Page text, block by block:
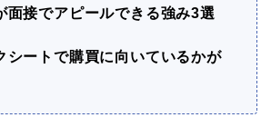
面接でアピールできる強み3選
シートで購買に向いているかが